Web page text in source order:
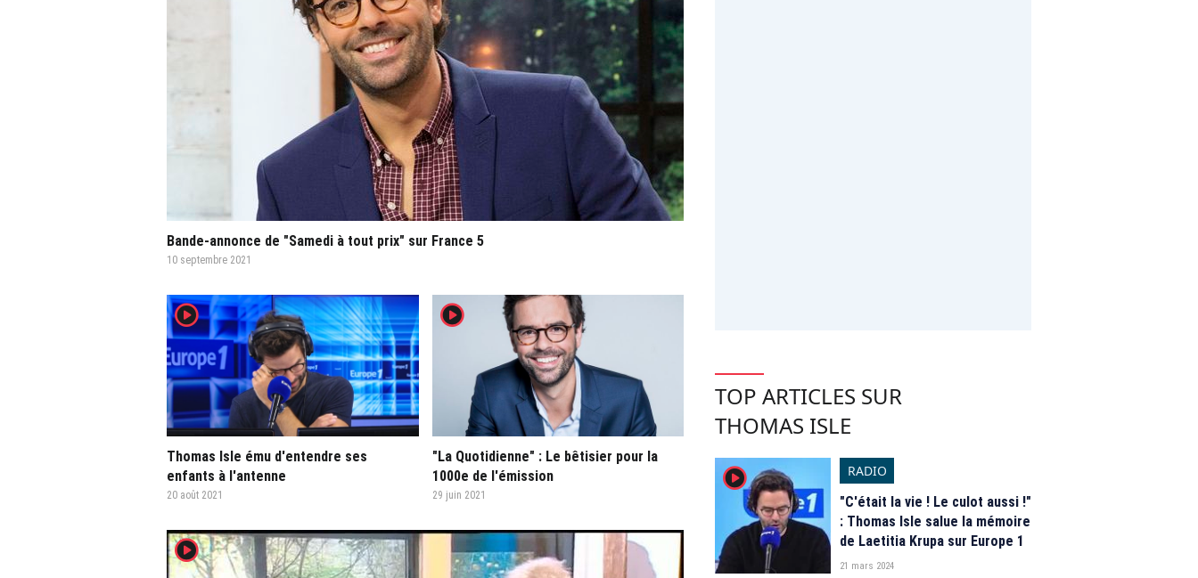
Bande-annonce de "Samedi à tout prix" sur France 5
10 septembre 2021
player2
Thomas Isle ému d'entendre ses
enfants à l'antenne
20 août 2021
player2
"La Quotidienne" : Le bêtisier pour la
1000e de l'émission
29 juin 2021
player2
TOP ARTICLES SUR
THOMAS ISLE
player2
RADIO
"C'était la vie ! Le culot aussi !"
: Thomas Isle salue la mémoire
de Laetitia Krupa sur Europe 1
21 mars 2024